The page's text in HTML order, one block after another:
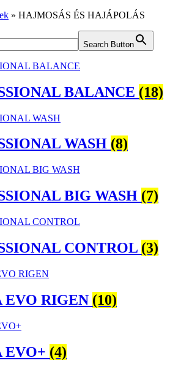
» HAJMOSÁS ÉS HAJÁPOLÁS
Search Button
BALANCE (18)
WASH (8)
BIG WASH (7)
CONTROL (3)
EVO RIGEN (10)
EVO+ (4)